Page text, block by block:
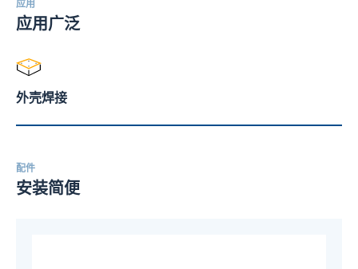
应用
应用广泛
外壳焊接
配件
安装简便